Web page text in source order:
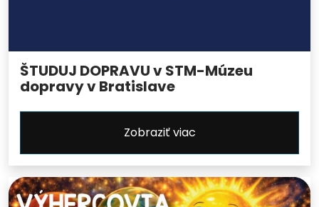
ŠTUDUJ DOPRAVU v STM-Múzeu
dopravy v Bratislave
Zobraziť viac